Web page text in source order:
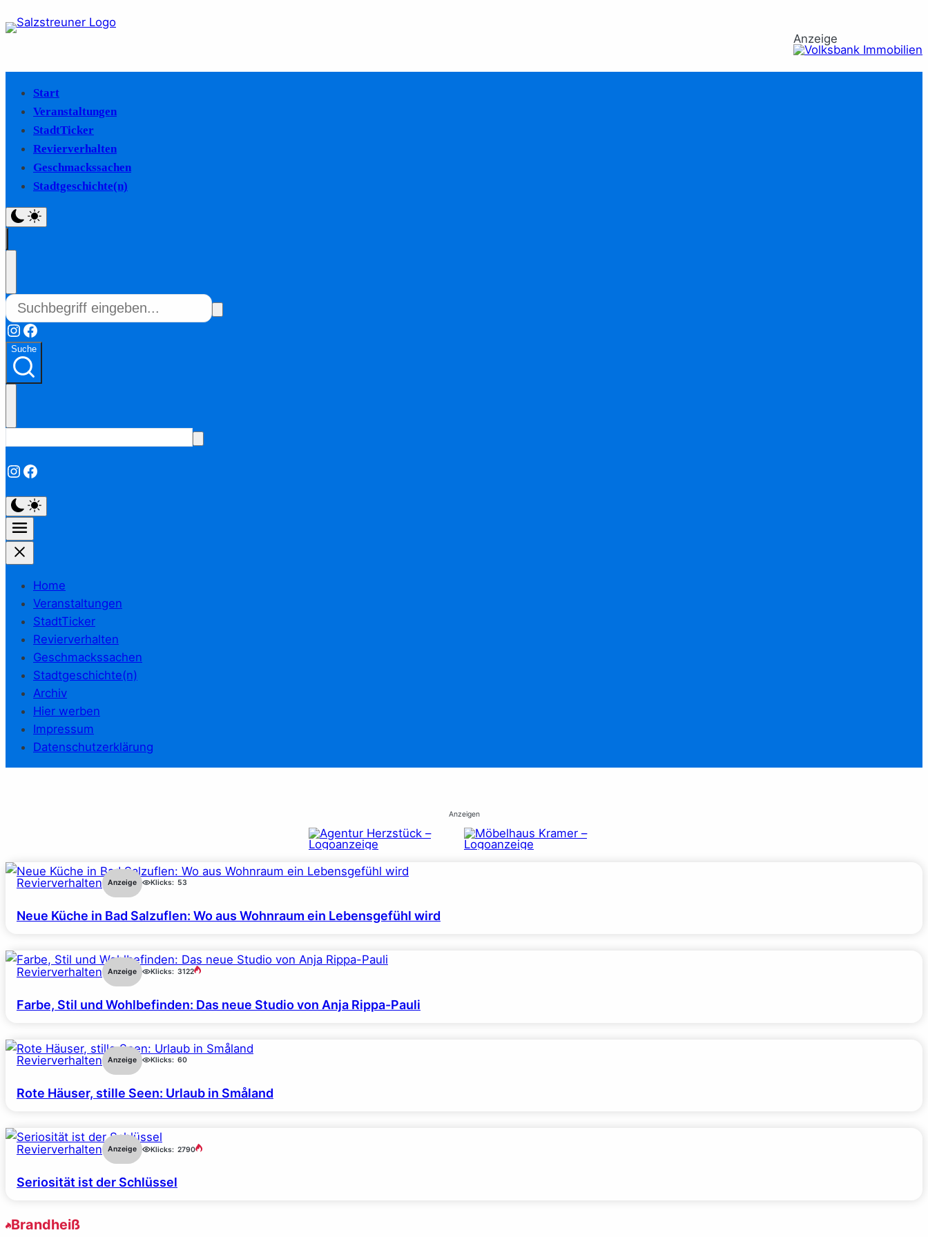
Anzeige
Start
Veranstaltungen
StadtTicker
Revierverhalten
Geschmackssachen
Stadtgeschichte(n)
Instagram
Facebook
Suche
Instagram
Facebook
Home
Veranstaltungen
StadtTicker
Revierverhalten
Geschmackssachen
Stadtgeschichte(n)
Archiv
Hier werben
Impressum
Datenschutzerklärung
Anzeigen
Revierverhalten Anzeige Klicks: 53
Neue Küche in Bad Salzuflen: Wo aus Wohnraum ein Lebensgefühl wird
Revierverhalten Anzeige Klicks: 3122
Farbe, Stil und Wohlbefinden: Das neue Studio von Anja Rippa-Pauli
Revierverhalten Anzeige Klicks: 60
Rote Häuser, stille Seen: Urlaub in Småland
Revierverhalten Anzeige Klicks: 2790
Seriosität ist der Schlüssel
Brandheiß